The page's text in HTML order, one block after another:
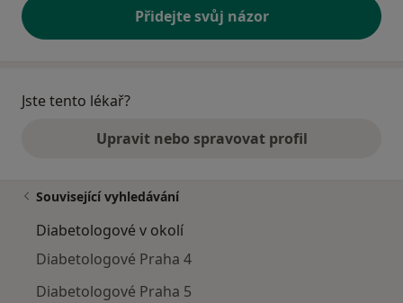
Přidejte svůj názor
Jste tento lékař?
Upravit nebo spravovat profil
Související vyhledávání
Diabetologové v okolí
Diabetologové Praha 4
Diabetologové Praha 5